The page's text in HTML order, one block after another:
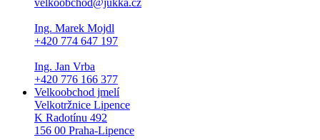
velkoobchod@jukka.cz
Ing. Marek Mojdl
+420 774 647 197
Ing. Jan Vrba
+420 776 166 377
Velkoobchod jmelí
Velkotržnice Lipence
K Radotínu 492
156 00 Praha-Lipence